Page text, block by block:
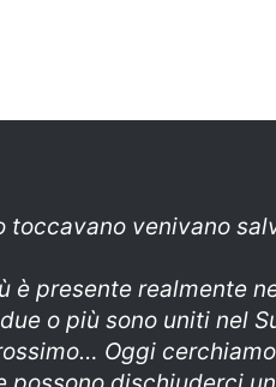
toccavano venivano
è presente realmente
o più sono uniti nel
Oggi